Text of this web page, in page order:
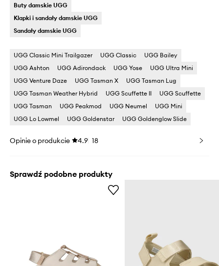
Buty damskie UGG
Klapki i sandały damskie UGG
Sandały damskie UGG
UGG Classic Mini Trailgazer UGG Classic
UGG Bailey
UGG Ashton
UGG Adirondack UGG Yose
UGG Ultra Mini
UGG Venture Daze
UGG Tasman X
UGG Tasman Lug
UGG Tasman Weather Hybrid
UGG Scuffette II
UGG Scuffette
UGG Tasman
UGG Peakmod UGG Neumel
UGG Mini
UGG Lo Lowmel
UGG Goldenstar UGG Goldenglow Slide
Opinie o produkcie 4.9 18
Sprawdź podobne produkty